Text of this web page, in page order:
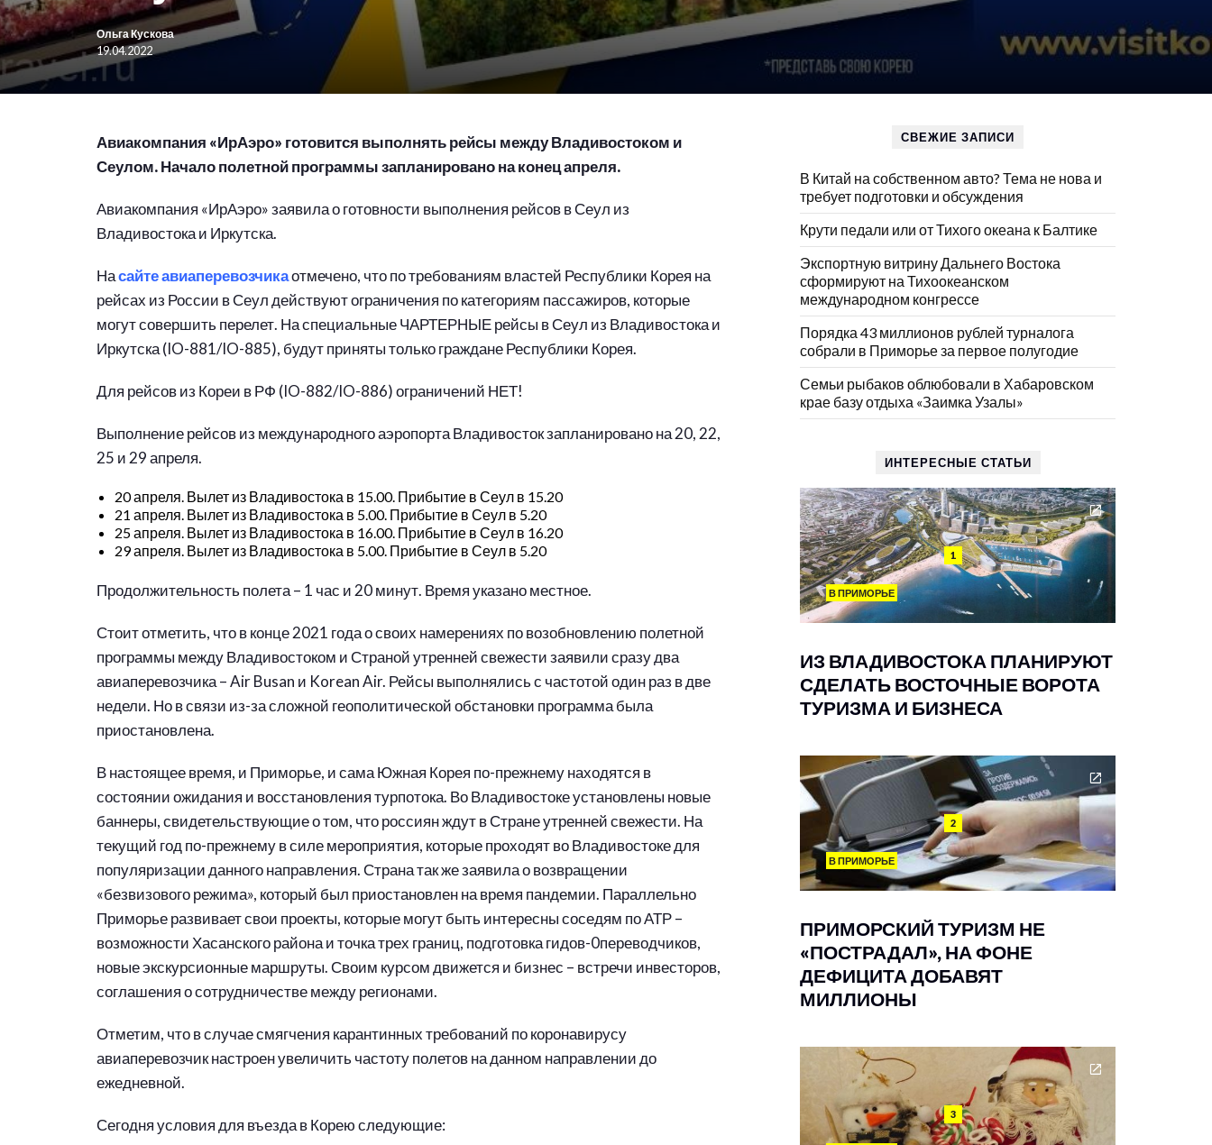
Ольга Кускова
19.04.2022
Авиакомпания «ИрАэро» готовится выполнять рейсы между Владивостоком и
Сеулом. Начало полетной программы запланировано на конец апреля.
Авиакомпания «ИрАэро» заявила о готовности выполнения рейсов в Сеул из
Владивостока и Иркутска.
Насайте авиаперевозчикаотмечено, что по требованиям властей Республики Корея на
рейсах из России в Сеул действуют ограничения по категориям пассажиров, которые
могут совершить перелет. На специальные ЧАРТЕРНЫЕ рейсы в Сеул из Владивостока и
Иркутска (IO-881/IO-885), будут приняты только граждане Республики Корея.
Для рейсов из Кореи в РФ (IO-882/IO-886) ограничений НЕТ!
Выполнение рейсов из международного аэропорта Владивосток запланировано на 20, 22,
25 и 29 апреля.
20 апреля. Вылет из Владивостока в 15.00. Прибытие в Сеул в 15.20
21 апреля. Вылет из Владивостока в 5.00. Прибытие в Сеул в 5.20
25 апреля. Вылет из Владивостока в 16.00. Прибытие в Сеул в 16.20
29 апреля. Вылет из Владивостока в 5.00. Прибытие в Сеул в 5.20
Продолжительность полета – 1 час и 20 минут. Время указано местное.
Стоит отметить, что в конце 2021 года о своих намерениях по возобновлению полетной
программы между Владивостоком и Страной утренней свежести заявили сразу два
авиаперевозчика – Air Busan и Korean Air. Рейсы выполнялись с частотой один раз в две
недели. Но в связи из-за сложной геополитической обстановки программа была
приостановлена.
В настоящее время, и Приморье, и сама Южная Корея по-прежнему находятся в
состоянии ожидания и восстановления турпотока. Во Владивостоке установлены новые
баннеры, свидетельствующие о том, что россиян ждут в Стране утренней свежести. На
текущий год по-прежнему в силе мероприятия, которые проходят во Владивостоке для
популяризации данного направления. Страна так же заявила о возвращении
«безвизового режима», который был приостановлен на время пандемии. Параллельно
Приморье развивает свои проекты, которые могут быть интересны соседям по АТР –
возможности Хасанского района и точка трех границ, подготовка гидов-0переводчиков,
новые экскурсионные маршруты. Своим курсом движется и бизнес – встречи инвесторов,
соглашения о сотрудничестве между регионами.
Отметим, что в случае смягчения карантинных требований по коронавирусу
авиаперевозчик настроен увеличить частоту полетов на данном направлении до
ежедневной.
Сегодня условия для въезда в Корею следующие:
СВЕЖИЕ ЗАПИСИ
В Китай на собственном авто? Тема не нова и
требует подготовки и обсуждения
Крути педали или от Тихого океана к Балтике
Экспортную витрину Дальнего Востока
сформируют на Тихоокеанском
международном конгрессе
Порядка 43 миллионов рублей турналога
собрали в Приморье за первое полугодие
Семьи рыбаков облюбовали в Хабаровском
крае базу отдыха «Заимка Узалы»
ИНТЕРЕСНЫЕ СТАТЬИ
1
В ПРИМОРЬЕ
ИЗ ВЛАДИВОСТОКА ПЛАНИРУЮТ
СДЕЛАТЬ ВОСТОЧНЫЕ ВОРОТА
ТУРИЗМА И БИЗНЕСА
2
В ПРИМОРЬЕ
ПРИМОРСКИЙ ТУРИЗМ НЕ
«ПОСТРАДАЛ», НА ФОНЕ
ДЕФИЦИТА ДОБАВЯТ
МИЛЛИОНЫ
3